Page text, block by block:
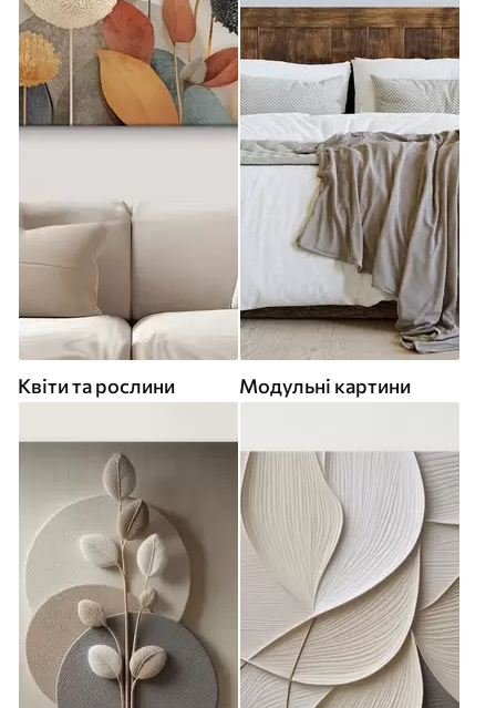
Квіти та рослини Модульні картини